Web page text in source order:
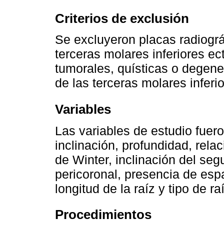
Criterios de exclusión
Se excluyeron placas
terceras molares inferiores
tumorales, quísticas o
de las terceras molares
Variables
Las variables de estudio
inclinación, profundidad,
de Winter, inclinación del
pericoronal, presencia de
longitud de la raíz y tipo de
Procedimientos